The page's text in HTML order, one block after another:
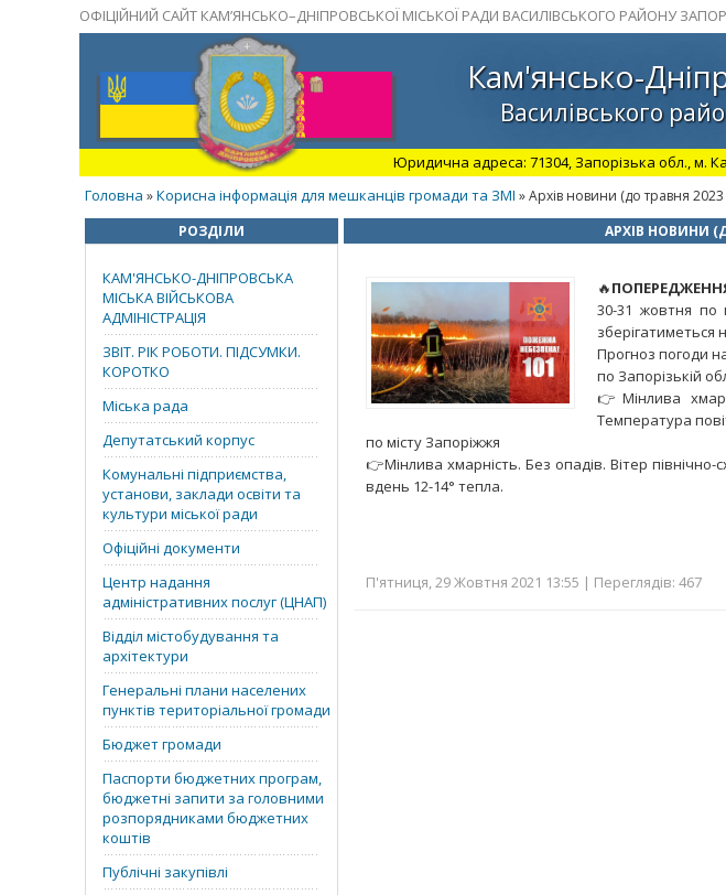
ОФІЦІЙНИЙ САЙТ КАМ’ЯНСЬКО–ДНІПРОВСЬКОЇ МІСЬКОЇ РАДИ ВАСИЛІВСЬКОГО РАЙОНУ
Кам'янсько-
Василівського
Юридична адреса: 71304, Запорізька обл., м.
Головна »Корисна інформація для мешканців громади та ЗМІ » Архів новини (до травня
РОЗДІЛИ
КАМ'ЯНСЬКО-ДНІПРОВСЬКА
МІСЬКА ВІЙСЬКОВА
АДМІНІСТРАЦІЯ
ЗВІТ. РІК РОБОТИ. ПІДСУМКИ.
КОРОТКО
Міська рада
Депутатський корпус
Комунальні підприємства,
установи, заклади освіти та
культури міської ради
Офіційні документи
Центр надання
адміністративних послуг (ЦНАП)
Відділ містобудування та
архітектури
Генеральні плани населених
пунктів територіальної громади
Бюджет громади
Паспорти бюджетних програм,
бюджетні запити за головними
розпорядниками бюджетних
коштів
Публічні закупівлі
АРХІВ НОВИНИ
🔥
30-31 жовтня по
Прогноз погоди
по Запорізькій
👉Мінлива
Температура
по місту Запоріжжя
👉Мінлива хмарність. Без опадів. Вітер
вдень 12-14° тепла.
П'ятниця, 29 Жовтня 2021 13:55 | Переглядів: 467